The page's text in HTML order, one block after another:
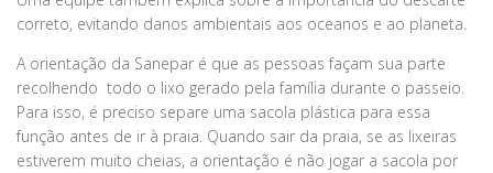
correto, evitando danos ambientais aos oceanos e ao planeta.
A orientação da Sanepar é que as pessoas façam sua parte
recolhendo todo o lixo gerado pela família durante o passeio.
Para isso, é preciso separe uma sacola plástica para essa
função antes de ir à praia. Quando sair da praia, se as lixeiras
estiverem muito cheias, a orientação é não jogar a sacola por